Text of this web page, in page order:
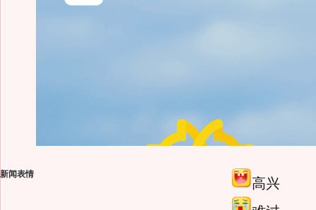
新闻表情
高兴